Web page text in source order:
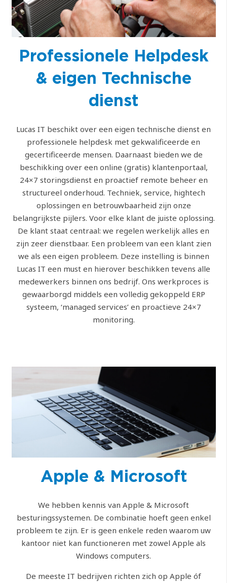
Professionele Helpdesk
& eigen Technische
dienst
Lucas IT beschikt over een eigen technische dienst en
professionele helpdesk met gekwalificeerde en
gecertificeerde mensen. Daarnaast bieden we de
beschikking over een online (gratis) klantenportaal,
24×7 storingsdienst en proactief remote beheer en
structureel onderhoud. Techniek, service, hightech
oplossingen en betrouwbaarheid zijn onze
belangrijkste pijlers. Voor elke klant de juiste oplossing.
De klant staat centraal: we regelen werkelijk alles en
zijn zeer dienstbaar. Een probleem van een klant zien
we als een eigen probleem. Deze instelling is binnen
Lucas IT een must en hierover beschikken tevens alle
medewerkers binnen ons bedrijf. Ons werkproces is
gewaarborgd middels een volledig gekoppeld ERP
systeem, ‘managed services’ en proactieve 24×7
monitoring.
Apple & Microsoft
We hebben kennis van Apple & Microsoft
besturingssystemen. De combinatie hoeft geen enkel
probleem te zijn. Er is geen enkele reden waarom uw
kantoor niet kan functioneren met zowel Apple als
Windows computers.
De meeste IT bedrijven richten zich op Apple óf